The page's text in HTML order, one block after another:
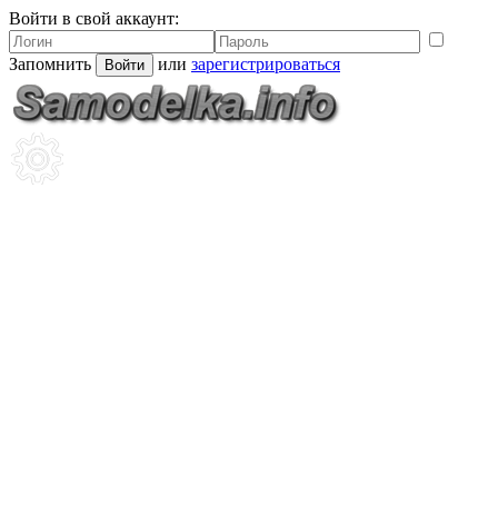
Войти в свой аккаунт:
Запомнить Войти или зарегистрироваться